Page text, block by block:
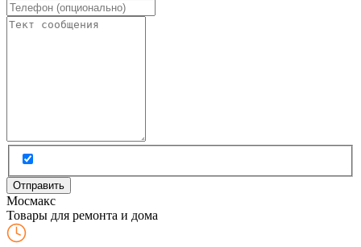
Мосмакс
Товары для ремонта и дома